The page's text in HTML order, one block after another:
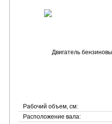
Рабочий объем, см:
Расположение вала: